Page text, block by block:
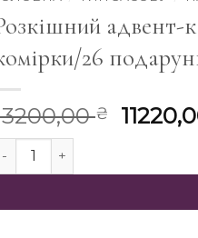
адвент-
26
₴
Розкішний адвент-календар